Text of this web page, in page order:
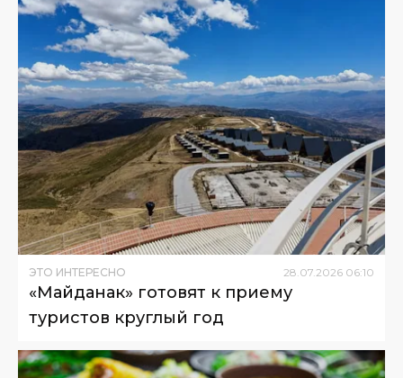
ЭТО ИНТЕРЕСНО 28 07 2026 06:10
«Майданак» готовят к приему
туристов круглый год